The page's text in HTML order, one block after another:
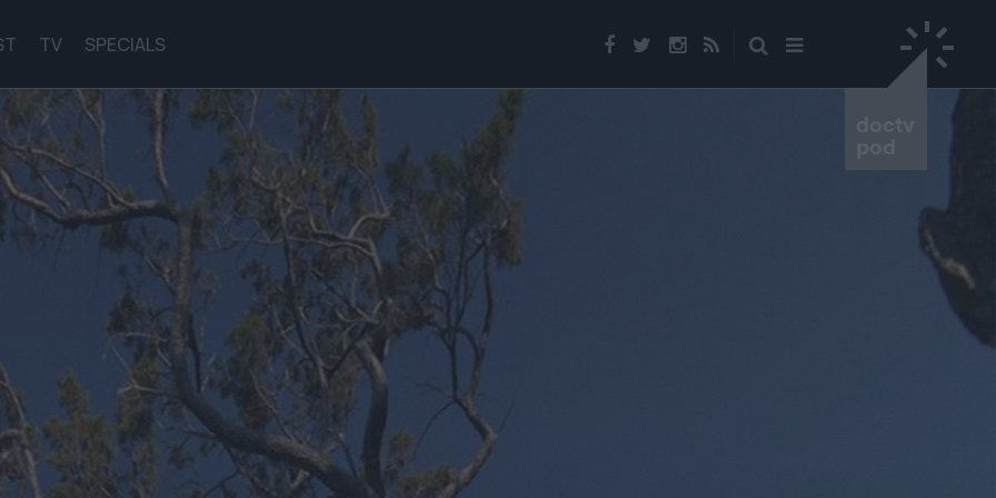
TV SPECIALS